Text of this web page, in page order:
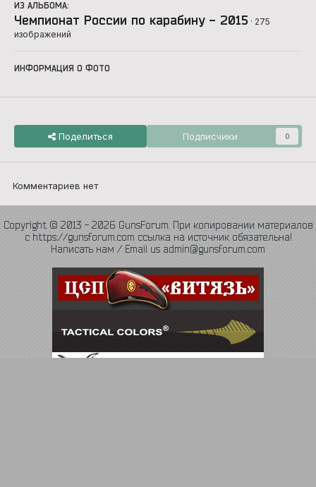
ИЗ АЛЬБОМА:
Чемпионат России по карабину - 2015 · 275
изображений
ИНФОРМАЦИЯ О ФОТО
Поделиться Подписчики 0
Комментариев нет
Copyright © 2013 - 2026 GunsForum. При копировании материалов
с https://gunsforum.com ссылка на источник обязательна!
Написать нам / Email us admin@gunsforum.com